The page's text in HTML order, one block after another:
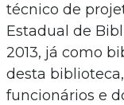
técnico de
Estadual de
2013, já como
desta
funcionários e